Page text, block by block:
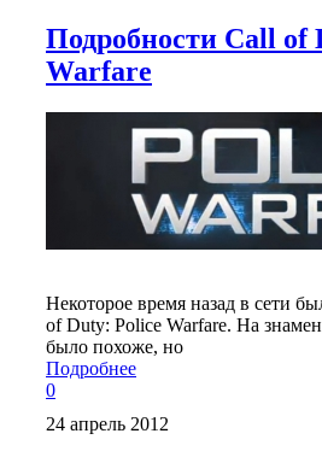
Подробности Call of
Warfare
Некоторое время назад в сети
of Duty: Police Warfare. На
было похоже, но
Подробнее
0
24 апрель 2012